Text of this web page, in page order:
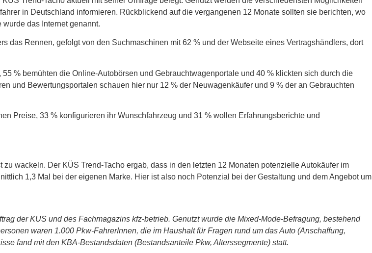
in Deutschland informieren. Rückblickend auf die vergangenen 12 Monate sollten sie berichten, wo
das Internet genannt.
das Rennen, gefolgt von den Suchmaschinen mit 62 % und der Webseite eines Vertragshändlers, dort
% bemühten die Online-Autobörsen und Gebrauchtwagenportale und 40 % klickten sich durch die
und Bewertungsportalen schauen hier nur 12 % der Neuwagenkäufer und 9 % der an Gebrauchten
Preise, 33 % konfigurieren ihr Wunschfahrzeug und 31 % wollen Erfahrungsberichte und
wackeln. Der KÜS Trend-Tacho ergab, dass in den letzten 12 Monaten potenzielle Autokäufer im
1,3 Mal bei der eigenen Marke. Hier ist also noch Potenzial bei der Gestaltung und dem Angebot um
der KÜS und des Fachmagazins kfz-betrieb. Genutzt wurde die Mixed-Mode-Befragung, bestehend
waren 1.000 Pkw-FahrerInnen, die im Haushalt für Fragen rund um das Auto (Anschaffung,
fand mit den KBA-Bestandsdaten (Bestandsanteile Pkw, Alterssegmente) statt.